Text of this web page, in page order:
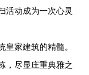
活动成为一次心灵
家建筑的精髓。
，尽显庄重典雅之